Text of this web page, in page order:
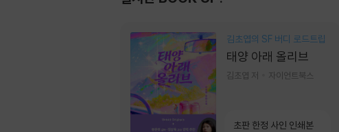
김초엽의 SF 버디 로드트립
태양 아래 올리브
김초엽 저 자이언트북스
초판 한정 사인 인쇄본